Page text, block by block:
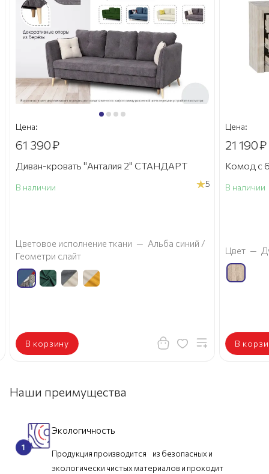
Цена:
61 390₽
Диван-кровать "Анталия 2" СТАНДАРТ
В наличии 5
Цветовое исполнение ткани — Альба синий /
Геометри слайт
В корзину
Цена:
21 190₽
Комод с
В наличии
Цвет —
В
Наши преимущества
Экологичность
Продукция производится из безопасных и
экологически чистых материалов и проходит